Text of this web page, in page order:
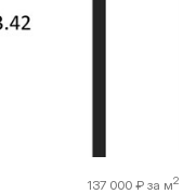
137 000 ₽ за м2